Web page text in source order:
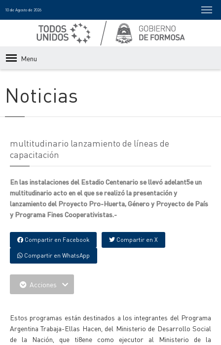
10 de Agosto de 2026
Menu
Noticias
multitudinario lanzamiento de líneas de
capacitación
En las instalaciones del Estadio Centenario se llevó adelant5e un
multitudinario acto en el que se realizó la presentación y
lanzamiento del Proyecto Pro-Huerta, Género y Proyecto de País
y Programa Fines Cooperativistas.-
Compartir en Facebook Compartir en X
Compartir en WhatsApp
Acciones
Estos programas están destinados a los integrantes del Programa
Argentina Trabaja-Ellas Hacen, del Ministerio de Desarrollo Social
de la Nación, que ti8ene como ejecutor al Ministerio de la